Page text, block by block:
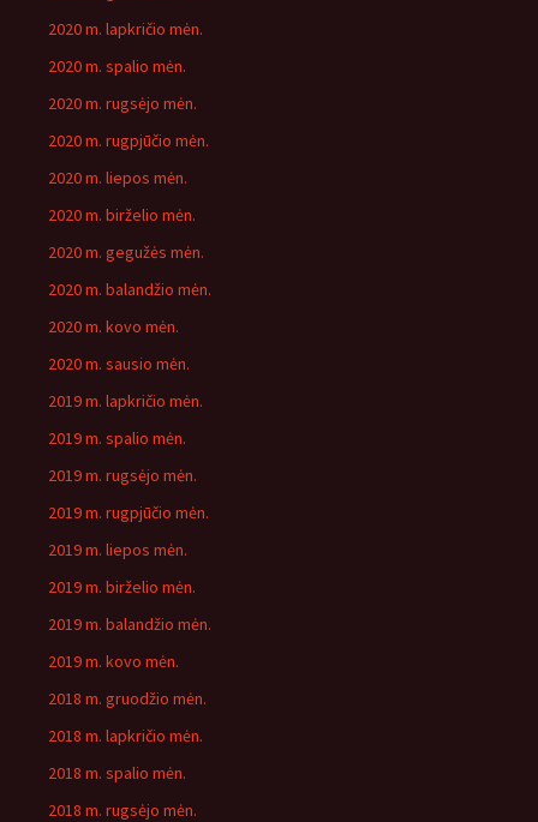
2020 m. lapkričio mėn.
2020 m. spalio mėn.
2020 m. rugsėjo mėn.
2020 m. rugpjūčio mėn.
2020 m. liepos mėn.
2020 m. birželio mėn.
2020 m. gegužės mėn.
2020 m. balandžio mėn.
2020 m. kovo mėn.
2020 m. sausio mėn.
2019 m. lapkričio mėn.
2019 m. spalio mėn.
2019 m. rugsėjo mėn.
2019 m. rugpjūčio mėn.
2019 m. liepos mėn.
2019 m. birželio mėn.
2019 m. balandžio mėn.
2019 m. kovo mėn.
2018 m. gruodžio mėn.
2018 m. lapkričio mėn.
2018 m. spalio mėn.
2018 m. rugsėjo mėn.